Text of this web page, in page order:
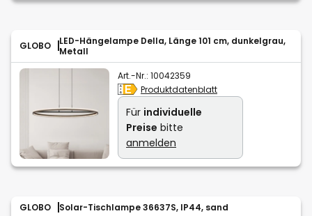
GLOBO
LED-Hängelampe Della, Länge 101 cm, dunkelgrau,
Metall
Art.-Nr.: 10042359
Produktdatenblatt
Für individuelle
Preise bitte
anmelden
GLOBO Solar-Tischlampe 36637S, IP44, sand